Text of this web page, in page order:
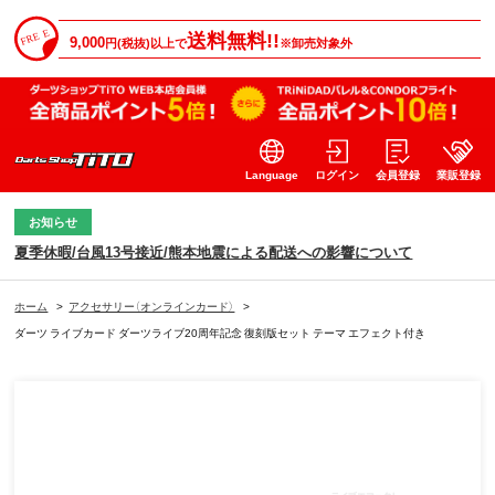
9,000円(税抜)以上で送料無料!!※卸売対象外
Language ログイン 会員登録 業販登録
お知らせ
夏季休暇/台風13号接近/熊本地震による配送への影響について
ホーム > アクセサリー（オンラインカード）
>
ダーツ ライブカード ダーツライブ20周年記念 復刻版セット テーマ エフェクト付き